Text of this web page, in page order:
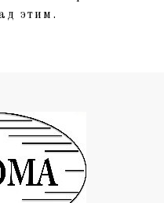
этим.